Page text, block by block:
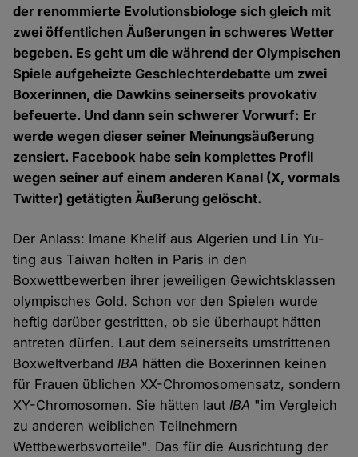
der renommierte Evolutionsbiologe sich gleich mit
zwei öffentlichen Äußerungen in schweres Wetter
begeben. Es geht um die während der Olympischen
Spiele aufgeheizte Geschlechterdebatte um zwei
Boxerinnen, die Dawkins seinerseits provokativ
befeuerte. Und dann sein schwerer Vorwurf: Er
werde wegen dieser seiner Meinungsäußerung
zensiert. Facebook habe sein komplettes Profil
wegen seiner auf einem anderen Kanal (X, vormals
Twitter) getätigten Äußerung gelöscht.
Der Anlass: Imane Khelif aus Algerien und Lin Yu-
ting aus Taiwan holten in Paris in den
Boxwettbewerben ihrer jeweiligen Gewichtsklassen
olympisches Gold. Schon vor den Spielen wurde
heftig darüber gestritten, ob sie überhaupt hätten
antreten dürfen. Laut dem seinerseits umstrittenen
BoxweltverbandIBA hätten die Boxerinnen keinen
für Frauen üblichen XX-Chromosomensatz, sondern
XY-Chromosomen. Sie hätten lautIBA "im Vergleich
zu anderen weiblichen Teilnehmern
Wettbewerbsvorteile". Das für die Ausrichtung der